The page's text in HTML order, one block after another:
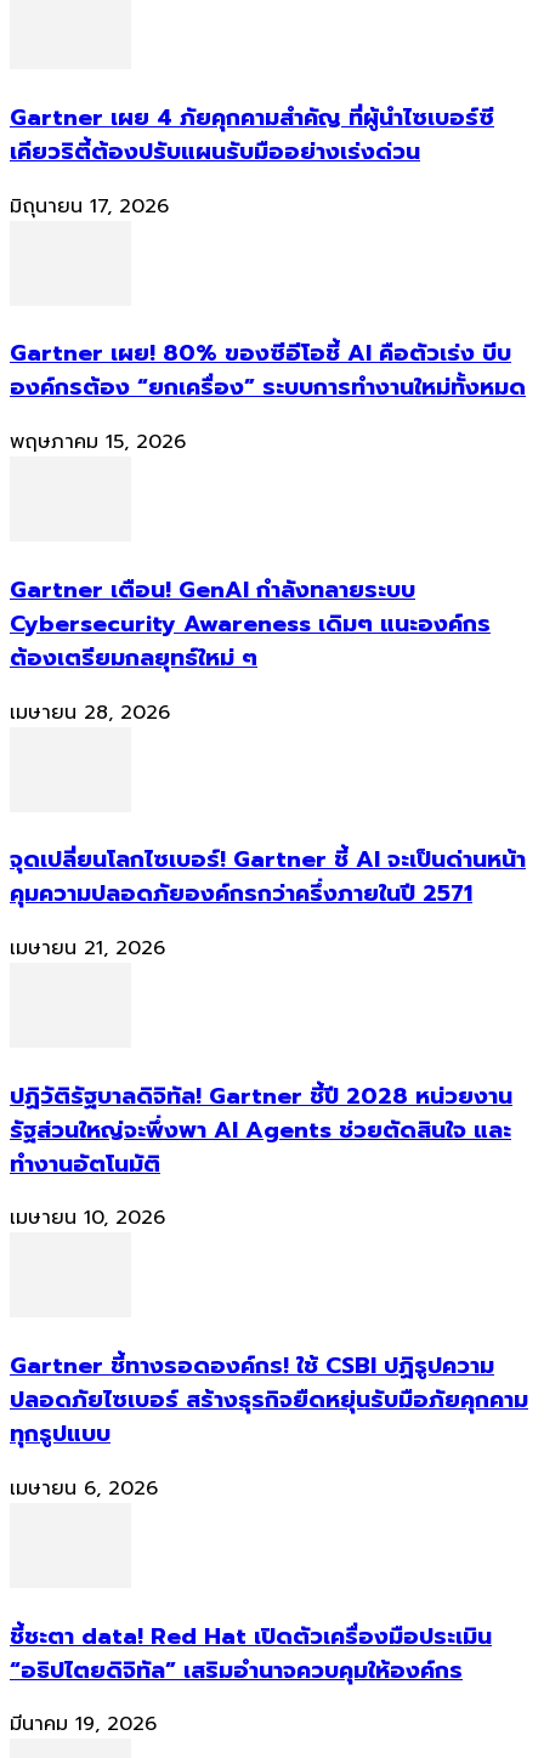
Gartner เผย 4 ภัยคุกคามสำคัญ ที่ผู้นำไซเบอร์ซี
เคียวริตี้ต้องปรับแผนรับมืออย่างเร่งด่วน
มิถุนายน 17, 2026
Gartner เผย! 80% ของซีอีโอชี้ AI คือตัวเร่ง บีบ
องค์กรต้อง “ยกเครื่อง” ระบบการทำงานใหม่ทั้งหมด
พฤษภาคม 15, 2026
Gartner เตือน! GenAI กำลังทลายระบบ
Cybersecurity Awareness เดิมๆ แนะองค์กร
ต้องเตรียมกลยุทธ์ใหม่ ๆ
เมษายน 28, 2026
จุดเปลี่ยนโลกไซเบอร์! Gartner ชี้ AI จะเป็นด่านหน้า
คุมความปลอดภัยองค์กรกว่าครึ่งภายในปี 2571
เมษายน 21, 2026
ปฏิวัติรัฐบาลดิจิทัล! Gartner ชี้ปี 2028 หน่วยงาน
รัฐส่วนใหญ่จะพึ่งพา AI Agents ช่วยตัดสินใจ และ
ทำงานอัตโนมัติ
เมษายน 10, 2026
Gartner ชี้ทางรอดองค์กร! ใช้ CSBI ปฏิรูปความ
ปลอดภัยไซเบอร์ สร้างธุรกิจยืดหยุ่นรับมือภัยคุกคาม
ทุกรูปแบบ
เมษายน 6, 2026
ชี้ชะตา data! Red Hat เปิดตัวเครื่องมือประเมิน
“อธิปไตยดิจิทัล” เสริมอำนาจควบคุมให้องค์กร
มีนาคม 19, 2026